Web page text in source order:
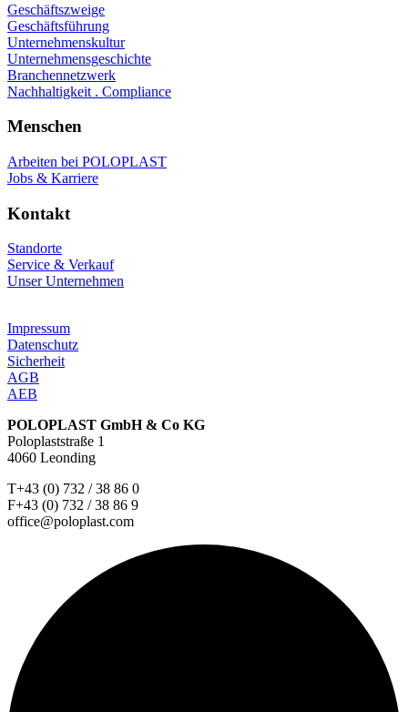
Geschäftszweige
Geschäftsführung
Unternehmenskultur
Unternehmensgeschichte
Branchennetzwerk
Nachhaltigkeit . Compliance
Menschen
Arbeiten bei POLOPLAST
Jobs & Karriere
Kontakt
Standorte
Service & Verkauf
Unser Unternehmen
Impressum
Datenschutz
Sicherheit
AGB
AEB
POLOPLAST GmbH & Co KG
Poloplaststraße 1
4060 Leonding
T+43 (0) 732 / 38 86 0
F+43 (0) 732 / 38 86 9
office@poloplast.com